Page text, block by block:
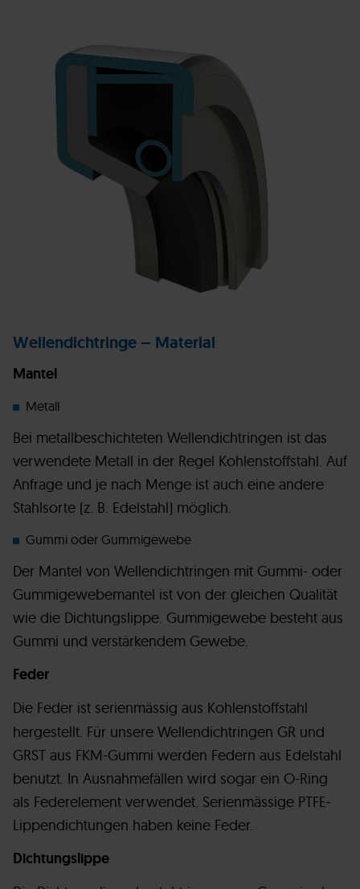
Wellendichtringe – Material
Mantel
Metall
Bei metallbeschichteten Wellendichtringen ist das
verwendete Metall in der Regel Kohlenstoffstahl. Auf
Anfrage und je nach Menge ist auch eine andere
Stahlsorte (z. B. Edelstahl) möglich.
Gummi oder Gummigewebe
Der Mantel von Wellendichtringen mit Gummi- oder
Gummigewebemantel ist von der gleichen Qualität
wie die Dichtungslippe. Gummigewebe besteht aus
Gummi und verstärkendem Gewebe.
Feder
Die Feder ist serienmässig aus Kohlenstoffstahl
hergestellt. Für unsere Wellendichtringen GR und
GRST aus FKM-Gummi werden Federn aus Edelstahl
benutzt. In Ausnahmefällen wird sogar ein O-Ring
als Federelement verwendet. Serienmässige PTFE-
Lippendichtungen haben keine Feder.
Dichtungslippe